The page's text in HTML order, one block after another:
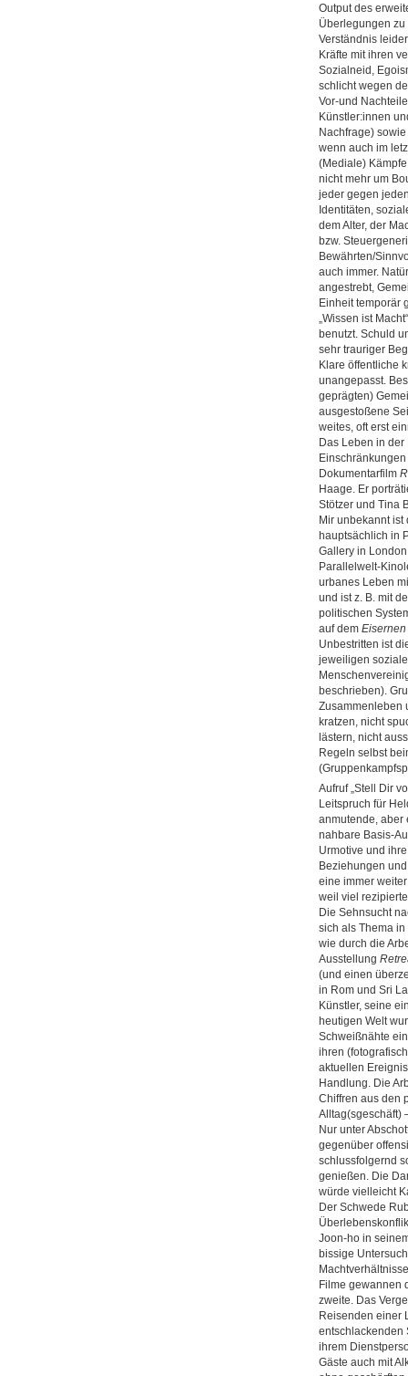
Output des
Überlegungen
Verständnis
Kräfte mit ihren
Sozialneid,
schlicht wegen
Vor-und
Künstler:innen
Nachfrage)
wenn auch im
(Mediale)
nicht mehr um
jeder gegen
Identitäten,
dem Alter, der
bzw.
Bewährten/
auch immer.
angestrebt,
Einheit temporär
„Wissen ist
benutzt. Schuld
sehr trauriger
Klare öffentliche
unangepasst.
geprägten)
ausgestoßene
weites, oft erst
Das Leben in
Dokumentarfilm
Haage. Er
Stötzer und Tina
Mir unbekannt
hauptsächlich in
Gallery in
Parallelwelt-
urbanes Leben
und ist z. B. mit
politischen
auf dem
Unbestritten ist
jeweiligen
beschrieben).
Zusammenleben
kratzen, nicht
lästern, nicht
Regeln selbst
Aufruf „Stell Dir
Leitspruch für
anmutende, aber
nahbare Basis-
Urmotive und
Beziehungen
eine immer
weil viel
Die Sehnsucht
sich als Thema
wie durch die
Ausstellung
(und einen
in Rom und Sri
Künstler, seine
heutigen Welt
Schweißnähte
ihren
aktuellen
Handlung. Die
Chiffren aus den
Alltag(sgeschäft)
Nur unter
gegenüber
schlussfolgernd
genießen. Die
würde vielleicht
Der Schwede
Joon-ho in
bissige
Filme gewannen
zweite. Das
Reisenden einer
entschlackenden
ihrem
Gäste auch mit